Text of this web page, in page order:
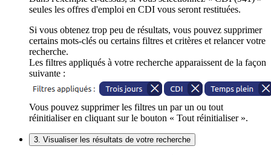
seules les offres d'emploi en CDI vous seront restituées.
Si vous obtenez trop peu de résultats, vous pouvez supprimer
certains mots-clés ou certains filtres et critères et relancer votre
recherche.
Les filtres appliqués à votre recherche apparaissent de la façon
suivante :
Vous pouvez supprimer les filtres un par un ou tout
réinitialiser en cliquant sur le bouton « Tout réinitialiser ».
3. Visualiser les résultats de votre recherche